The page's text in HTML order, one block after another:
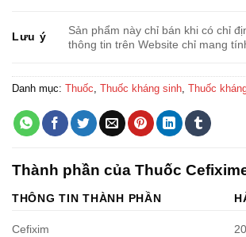
Lưu ý
Sản phẩm này chỉ bán khi có chỉ
thông tin trên Website chỉ mang
Danh mục: Thuốc Thuốc kháng sinh Thuốc
Thành phần của Thuốc
THÔNG TIN THÀNH PHẦN
Cefixim